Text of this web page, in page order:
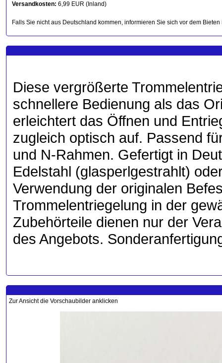
Versandkosten: 6,99 EUR (Inland)
Falls Sie nicht aus Deutschland kommen, informieren Sie sich vor dem
Diese vergrößerte
schnellere Bedienung als das
erleichtert das Öffnen und
zugleich optisch auf. Passend
und N-Rahmen. Gefertigt in
Edelstahl (glasperlgestrahlt)
Verwendung der originalen
Trommelentriegelung in der
Zubehörteile dienen nur der
des Angebots.
Zur Ansicht die Vorschaubilder anklicken